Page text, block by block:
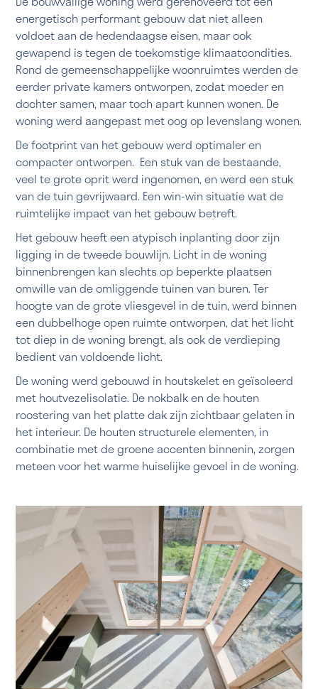
energetisch performant gebouw dat niet alleen
voldoet aan de hedendaagse eisen, maar ook
gewapend is tegen de toekomstige klimaatcondities.
Rond de gemeenschappelijke woonruimtes werden de
eerder private kamers ontworpen, zodat moeder en
dochter samen, maar toch apart kunnen wonen. De
woning werd aangepast met oog op levenslang wonen.
De footprint van het gebouw werd optimaler en
compacter ontworpen. Een stuk van de bestaande,
veel te grote oprit werd ingenomen, en werd een stuk
van de tuin gevrijwaard. Een win-win situatie wat de
ruimtelijke impact van het gebouw betreft.
Het gebouw heeft een atypisch inplanting door zijn
ligging in de tweede bouwlijn. Licht in de woning
binnenbrengen kan slechts op beperkte plaatsen
omwille van de omliggende tuinen van buren. Ter
hoogte van de grote vliesgevel in de tuin, werd binnen
een dubbelhoge open ruimte ontworpen, dat het licht
tot diep in de woning brengt, als ook de verdieping
bedient van voldoende licht.
De woning werd gebouwd in houtskelet en geïsoleerd
met houtvezelisolatie. De nokbalk en de houten
roostering van het platte dak zijn zichtbaar gelaten in
het interieur. De houten structurele elementen, in
combinatie met de groene accenten binnenin, zorgen
meteen voor het warme huiselijke gevoel in de woning.